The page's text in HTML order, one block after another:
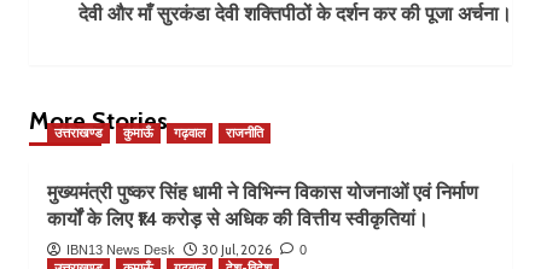
देवी और माँ सुरकंडा देवी शक्तिपीठों के दर्शन कर की पूजा अर्चना।
More Stories
उत्तराखण्ड कुमाऊँ गढ़वाल राजनीति
मुख्यमंत्री पुष्कर सिंह धामी ने विभिन्न विकास योजनाओं एवं निर्माण
कार्यों के लिए ₹14 करोड़ से अधिक की वित्तीय स्वीकृतियां।
IBN13 News Desk 30 Jul, 2026 0